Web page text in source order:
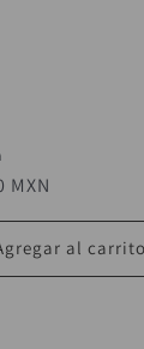
MXN
al carrito